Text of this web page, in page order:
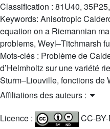
Classification : 81U40,
Keywords: Anisotropic
equation on a Riemannian
problems, Weyl–Titchmarsh
Mots-clés : Problème de
d’Helmholtz sur une variété
Sturm–Liouville, fonctions de
Affiliations des auteurs :
Licence :
CC-